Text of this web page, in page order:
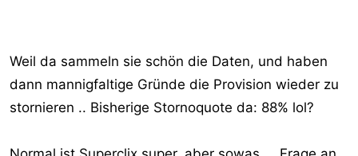
Monaten kein konkretes Bau.- bzw. Kaufobjekt.
Weil da sammeln sie schön die Daten, und haben
dann mannigfaltige Gründe die Provision wieder zu
stornieren .. Bisherige Stornoquote da: 88% lol?